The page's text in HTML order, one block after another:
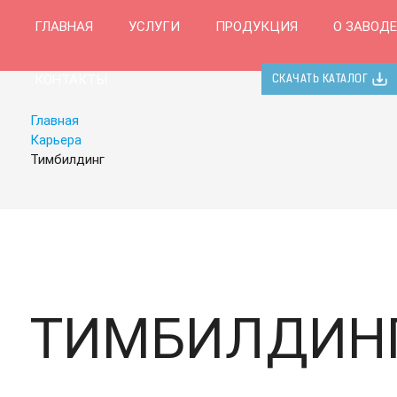
ГЛАВНАЯ УСЛУГИ ПРОДУКЦИЯ О ЗАВОДЕ
СКАЧАТЬ КАТАЛОГ
Главная
Карьера
Тимбилдинг